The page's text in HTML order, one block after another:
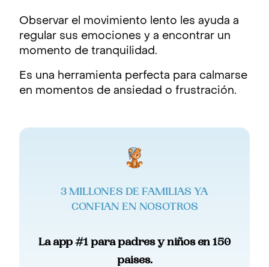
Observar el movimiento lento les ayuda a
regular sus emociones y a encontrar un
momento de tranquilidad.
Es una herramienta perfecta para calmarse
en momentos de ansiedad o frustración.
3 MILLONES DE FAMILIAS YA
CONFIAN EN NOSOTROS
La app #1 para padres y niños en 150
paises.